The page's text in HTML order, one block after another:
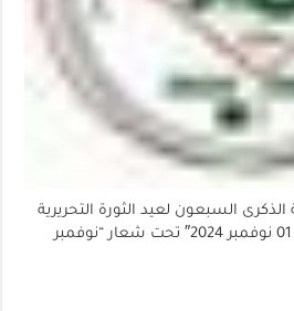
الذكرى السبعون لعيد الثورة التحريرية
المجيدة ” 01 نوفمبر 1954- 01 نوفمبر 2024″ تحت شعار “نوفمبر